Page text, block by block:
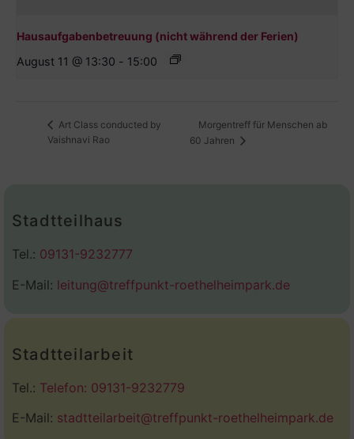
Hausaufgabenbetreuung (nicht während der Ferien)
August 11 @ 13:30 - 15:00
Art Class conducted by
Vaishnavi Rao
Morgentreff für Menschen ab
60 Jahren
Stadtteilhaus
Tel.: 09131-9232777
E-Mail: leitung@treffpunkt-roethelheimpark.de
Stadtteilarbeit
Tel.: Telefon: 09131-9232779
E-Mail: stadtteilarbeit@treffpunkt-roethelheimpark.de